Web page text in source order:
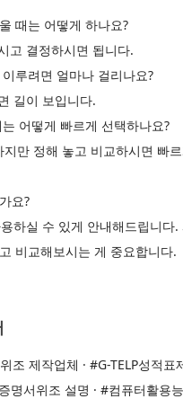
때는 어떻게 하나요?
고 결정하시면 됩니다.
루려면 얼마나 걸리나요?
길이 보입니다.
어떻게 빠르게 선택하나요?
만 정해 놓고 비교하시면 빠
요?
하실 수 있게 안내해드립니다.
비교해보시는 게 중요합니다.
조 제작업체 · #G-TELP성적표
명서위조 설명 · #컴퓨터활용